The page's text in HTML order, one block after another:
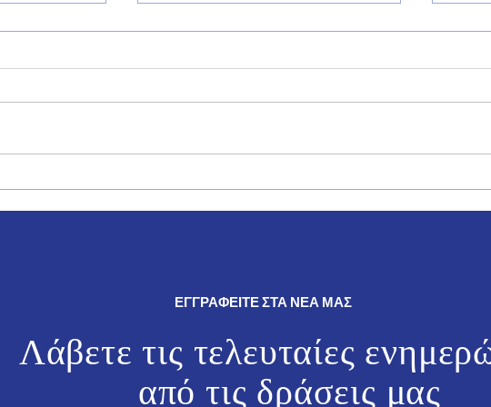
ΕΓΓΡΑΦΕΙΤΕ ΣΤΑ ΝΕΑ ΜΑΣ
Λάβετε τις τελευταίες
από τις δράσεις μας